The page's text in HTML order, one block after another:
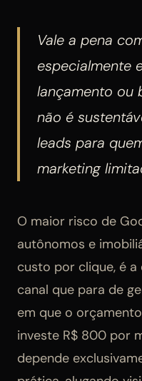
Vale a pena
especialmente
lançamento ou
não é
leads para
marketing
O maior risco de
autônomos e
custo por clique, é
canal que para de
em que o
investe R$ 800 por
depende